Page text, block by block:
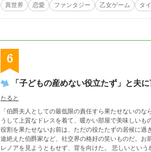
異世界 恋愛 ファンタジー 乙女ゲーム タ
6
「子どもの産めない役立たず」と夫
たると
「伯爵夫人としての最低限の責任すら果たせないの
うして上質なドレスを着て、暖かい部屋で美味しい
役割を果たせないお前は、ただの役たたずの居候に
途絶えた伯爵家など、社交界の格好の笑いものだ。
レノアを見ようともせず、背を向けた。 悲しいとい